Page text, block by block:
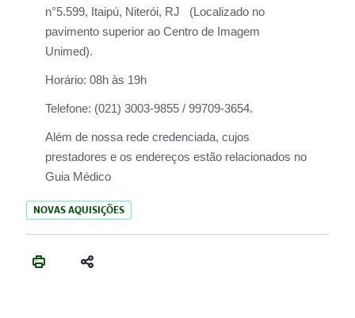
n°5.599, Itaipú, Niterói, RJ (Localizado no
pavimento superior ao Centro de Imagem
Unimed).
Horário: 08h às 19h
Telefone: (021) 3003-9855 / 99709-3654.
Além de nossa rede credenciada, cujos
prestadores e os endereços estão relacionados no
Guia Médico
NOVAS AQUISIÇÕES